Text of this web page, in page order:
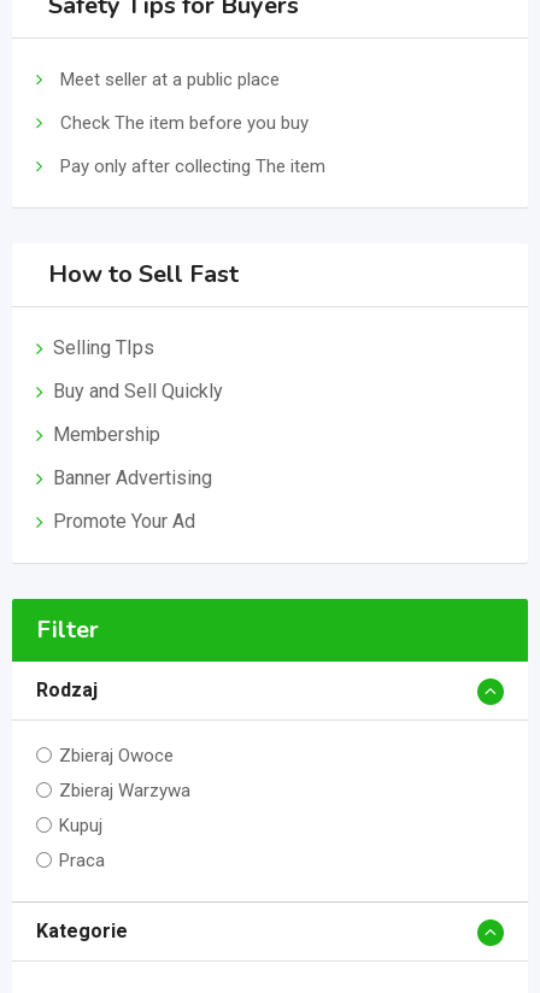
Meet seller at a public place
Check The item before you buy
Pay only after collecting The item
How to Sell Fast
Selling TIps
Buy and Sell Quickly
Membership
Banner Advertising
Promote Your Ad
Filter
Rodzaj
Zbieraj Owoce
Zbieraj Warzywa
Kupuj
Praca
Kategorie